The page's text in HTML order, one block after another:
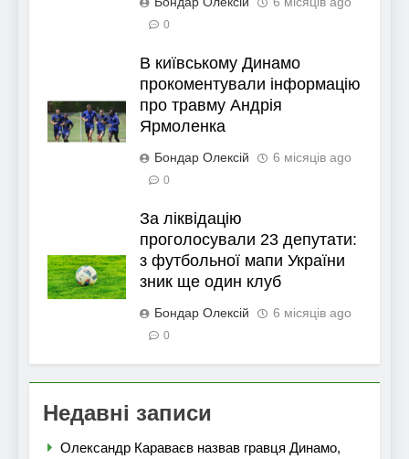
0
В київському Динамо
прокоментували інформацію
про травму Андрія
Ярмоленка
Бондар Олексій 6 місяців ago
0
За ліквідацію
проголосували 23 депутати:
з футбольної мапи України
зник ще один клуб
Бондар Олексій 6 місяців ago
0
Недавні записи
Олександр Караваєв назвав гравця Динамо,